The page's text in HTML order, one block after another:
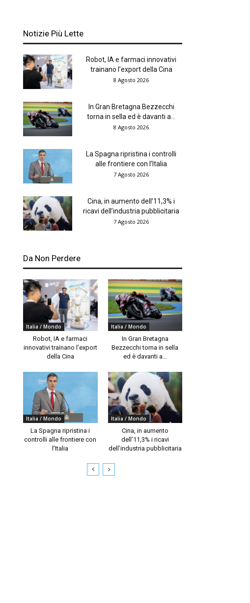
Notizie Più Lette
Robot, IA e farmaci innovativi
trainano l’export della Cina
8 Agosto 2026
In Gran Bretagna Bezzecchi
torna in sella ed è davanti a...
8 Agosto 2026
La Spagna ripristina i controlli
alle frontiere con l’Italia
7 Agosto 2026
Cina, in aumento dell’11,3% i
ricavi dell’industria pubblicitaria
7 Agosto 2026
Da Non Perdere
Italia / Mondo
Robot, IA e farmaci
innovativi trainano l’export
della Cina
Italia / Mondo
In Gran Bretagna
Bezzecchi torna in sella
ed è davanti a...
Italia / Mondo
La Spagna ripristina i
controlli alle frontiere con
l’Italia
Italia / Mondo
Cina, in aumento
dell’11,3% i ricavi
dell’industria pubblicitaria